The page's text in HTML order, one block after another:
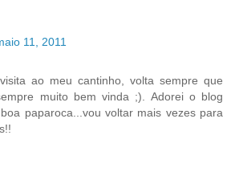
11, 2011
ao meu cantinho, volta sempre que
muito bem vinda ;). Adorei o blog
paparoca...vou voltar mais vezes para